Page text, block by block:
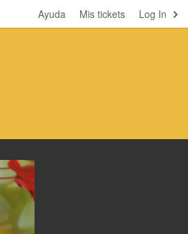
Log In
Mis tickets
Ayuda